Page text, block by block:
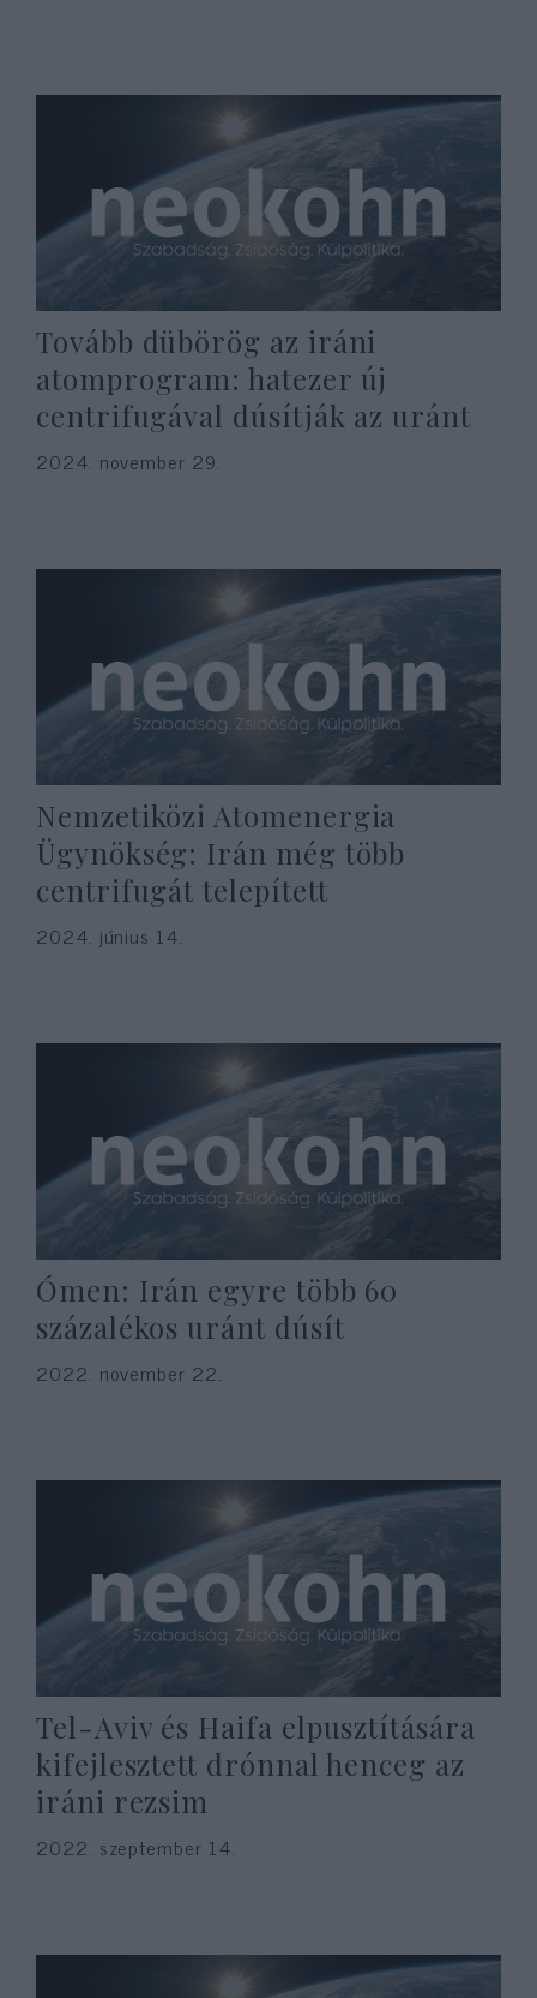
Tovább dübörög az iráni
atomprogram: hatezer új
centrifugával dúsítják az uránt
2024. november 29.
Nemzetiközi Atomenergia
Ügynökség: Irán még több
centrifugát telepített
2024. június 14.
Ómen: Irán egyre több 60
százalékos uránt dúsít
2022. november 22.
Tel-Aviv és Haifa elpusztítására
kifejlesztett drónnal henceg az
iráni rezsim
2022. szeptember 14.